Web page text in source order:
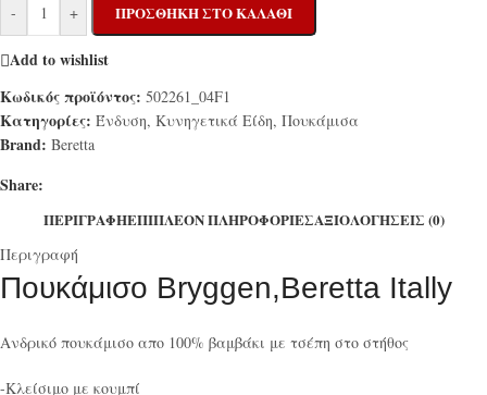
- + ΠΡΟΣΘΉΚΗ ΣΤΟ ΚΑΛΆΘΙ
Add to wishlist
Κωδικός προϊόντος: 502261_04F1
Κατηγορίες: Ένδυση, Κυνηγετικά Είδη, Πουκάμισα
Brand: Beretta
Share:
ΠΕΡΙΓΡΑΦΉΕΠΙΠΛΈΟΝ ΠΛΗΡΟΦΟΡΊΕΣΑΞΙΟΛΟΓΉΣΕΙΣ (0)
Περιγραφή
Πουκάμισο Bryggen,Beretta Itally
Ανδρικό πουκάμισο απο 100% βαμβάκι με τσέπη στο στήθος
-Κλείσιμο με κουμπί